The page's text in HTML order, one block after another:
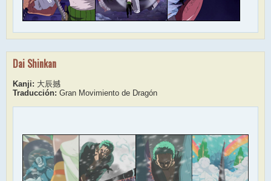
Dai Shinkan
Kanji: 大辰撼
Traducción: Gran Movimiento de Dragón